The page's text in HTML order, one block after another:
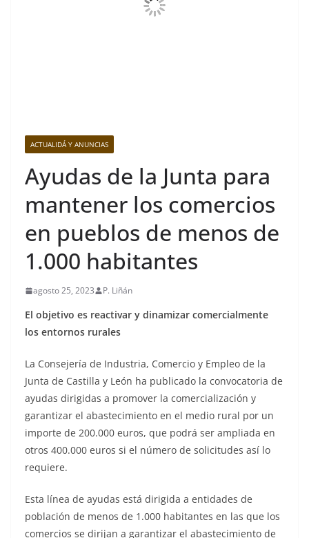
ACTUALIDÁ Y ANUNCIAS
Ayudas de la Junta para
mantener los comercios
en pueblos de menos de
1.000 habitantes
agosto 25, 2023 P. Liñán
El objetivo es reactivar y dinamizar comercialmente
los entornos rurales
La Consejería de Industria, Comercio y Empleo de la
Junta de Castilla y León ha publicado la convocatoria de
ayudas dirigidas a promover la comercialización y
garantizar el abastecimiento en el medio rural por un
importe de 200.000 euros, que podrá ser ampliada en
otros 400.000 euros si el número de solicitudes así lo
requiere.
Esta línea de ayudas está dirigida a entidades de
población de menos de 1.000 habitantes en las que los
comercios se dirijan a garantizar el abastecimiento de